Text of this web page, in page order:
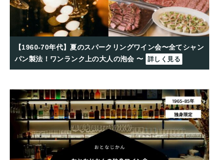
【1960-70年代】夏のスパークリングワイン会〜全てシャン
パン製法！ワンランク上の大人の泡会 〜 詳しく見る